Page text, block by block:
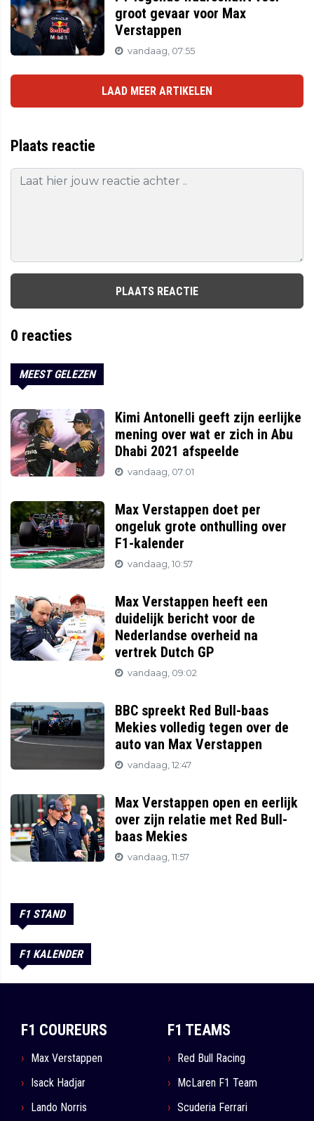
groot gevaar voor Max
Verstappen
vandaag, 07:55
LAAD MEER ARTIKELEN
Plaats reactie
PLAATS REACTIE
0 reacties
MEEST GELEZEN
Kimi Antonelli geeft zijn eerlijke
mening over wat er zich in Abu
Dhabi 2021 afspeelde
vandaag, 07:01
Max Verstappen doet per
ongeluk grote onthulling over
F1-kalender
vandaag, 10:57
Max Verstappen heeft een
duidelijk bericht voor de
Nederlandse overheid na
vertrek Dutch GP
vandaag, 09:02
BBC spreekt Red Bull-baas
Mekies volledig tegen over de
auto van Max Verstappen
vandaag, 12:47
Max Verstappen open en eerlijk
over zijn relatie met Red Bull-
baas Mekies
vandaag, 11:57
F1 STAND
F1 KALENDER
F1 COUREURS
Max Verstappen
Isack Hadjar
Lando Norris
F1 TEAMS
Red Bull Racing
McLaren F1 Team
Scuderia Ferrari